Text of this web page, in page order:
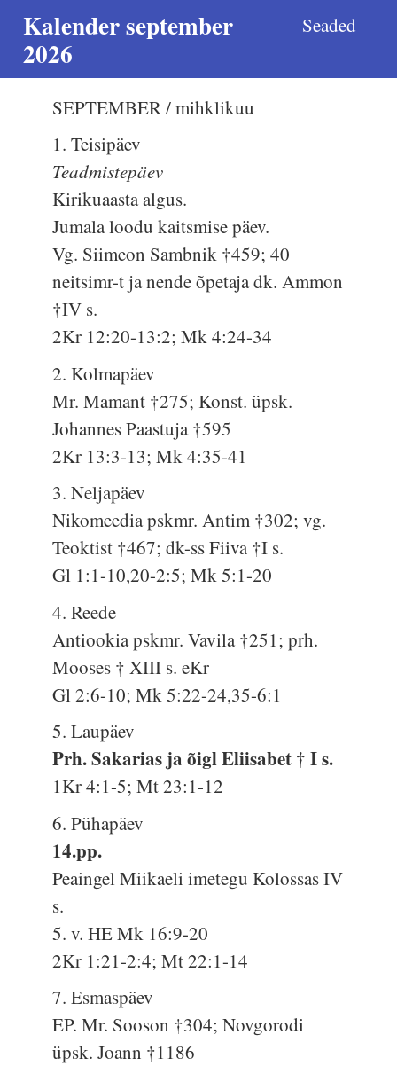
Kalender september
2026
Seaded
SEPTEMBER / mihklikuu
1. Teisipäev
Teadmistepäev
Kirikuaasta algus.
Jumala loodu kaitsmise päev.
Vg. Siimeon Sambnik †459; 40
neitsimr-t ja nende õpetaja dk. Ammon
†IV s.
2Kr 12:20-13:2; Mk 4:24-34
2. Kolmapäev
Mr. Mamant †275; Konst. üpsk.
Johannes Paastuja †595
2Kr 13:3-13; Mk 4:35-41
3. Neljapäev
Nikomeedia pskmr. Antim †302; vg.
Teoktist †467; dk-ss Fiiva †I s.
Gl 1:1-10,20-2:5; Mk 5:1-20
4. Reede
Antiookia pskmr. Vavila †251; prh.
Mooses † XIII s. eKr
Gl 2:6-10; Mk 5:22-24,35-6:1
5. Laupäev
Prh. Sakarias ja õigl Eliisabet † I s.
1Kr 4:1-5; Mt 23:1-12
6. Pühapäev
14.pp.
Peaingel Miikaeli imetegu Kolossas IV
s.
5. v. HE Mk 16:9-20
2Kr 1:21-2:4; Mt 22:1-14
7. Esmaspäev
EP. Mr. Sooson †304; Novgorodi
üpsk. Joann †1186